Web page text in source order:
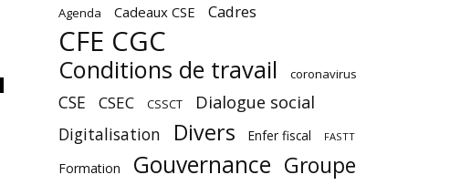
Agenda Cadeaux CSE Cadres
CFE CGC
Conditions de travail coronavirus
CSE CSEC CSSCT
Dialogue social
Digitalisation
Divers Enfer fiscal FASTT
Formation Gouvernance Groupe